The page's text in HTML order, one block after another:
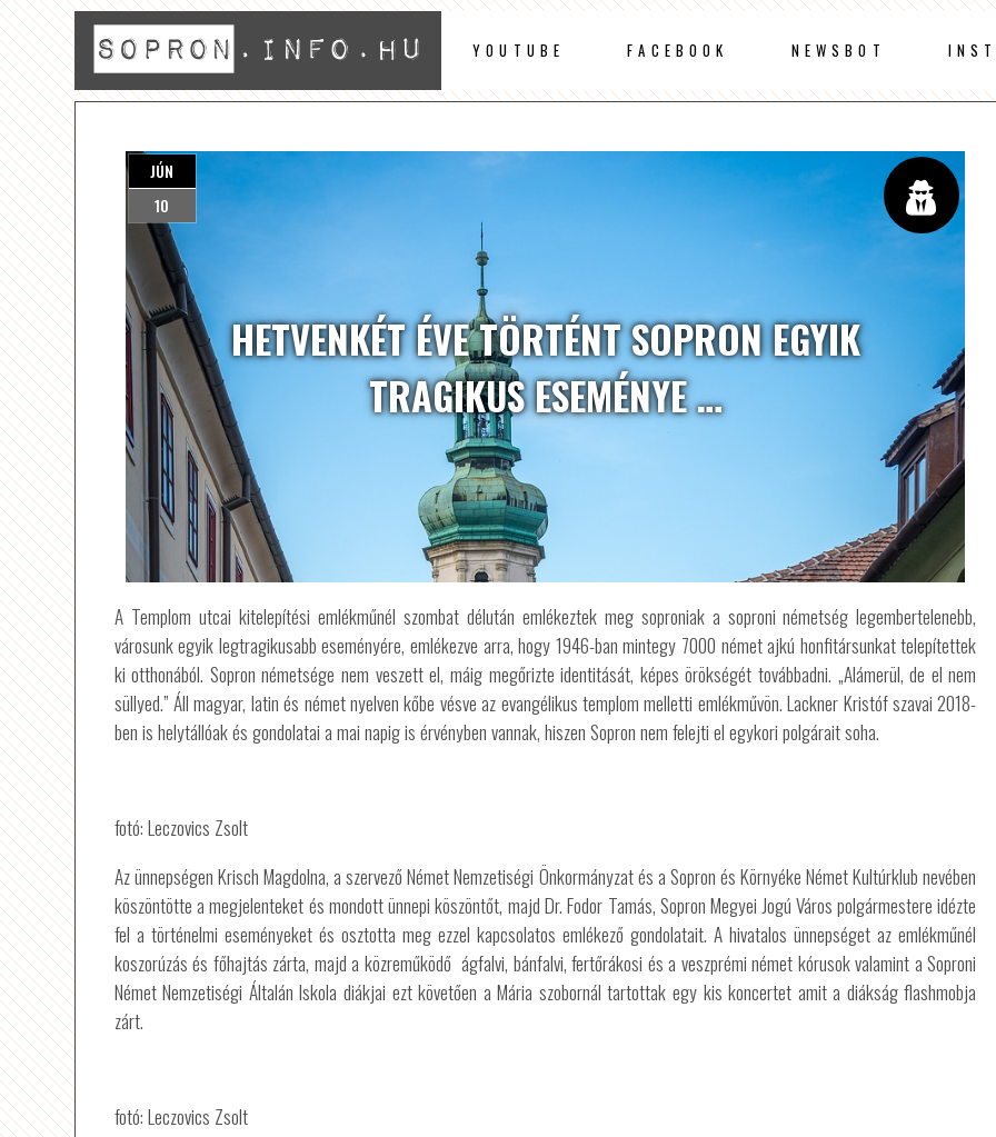
YOUTUBE FACEBOOK NEWSBOT
HETVENKÉT ÉVE TÖRTÉNT SOPRON EGYIK
TRAGIKUS ESEMÉNYE …
JÚN
10
A Templom utcai kitelepítési emlékműnél szombat délután emlékeztek meg soproniak a soproni németség legembertelenebb,
városunk egyik legtragikusabb eseményére, emlékezve arra, hogy 1946-ban mintegy 7000 német ajkú honfitársunkat telepítettek
ki otthonából. Sopron németsége nem veszett el, máig megőrizte identitását, képes örökségét továbbadni. „Alámerül, de el nem
süllyed.” Áll magyar, latin és német nyelven kőbe vésve az evangélikus templom melletti emlékművön. Lackner Kristóf szavai 2018-
ben is helytállóak és gondolatai a mai napig is érvényben vannak, hiszen Sopron nem felejti el egykori polgárait soha.
fotó: Leczovics Zsolt
Az ünnepségen Krisch Magdolna, a szervező Német Nemzetiségi Önkormányzat és a Sopron és Környéke Német Kultúrklub nevében
köszöntötte a megjelenteket és mondott ünnepi köszöntőt, majd Dr. Fodor Tamás, Sopron Megyei Jogú Város polgármestere idézte
fel a történelmi eseményeket és osztotta meg ezzel kapcsolatos emlékező gondolatait. A hivatalos ünnepséget az emlékműnél
koszorúzás és főhajtás zárta, majd a közreműködő ágfalvi, bánfalvi, fertőrákosi és a veszprémi német kórusok valamint a Soproni
Német Nemzetiségi Általán Iskola diákjai ezt követően a Mária szobornál tartottak egy kis koncertet amit a diákság flashmobja
zárt.
fotó: Leczovics Zsolt